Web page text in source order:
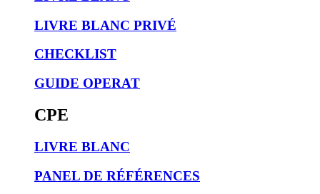
LIVRE BLANC PRIVÉ
CHECKLIST
GUIDE OPERAT
CPE
LIVRE BLANC
PANEL DE RÉFÉRENCES